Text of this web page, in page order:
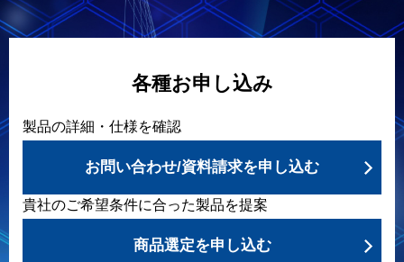
各種お申し込み
製品の詳細・仕様を確認
お問い合わせ/資料請求を申し込む
貴社のご希望条件に合った製品を提案
商品選定を申し込む